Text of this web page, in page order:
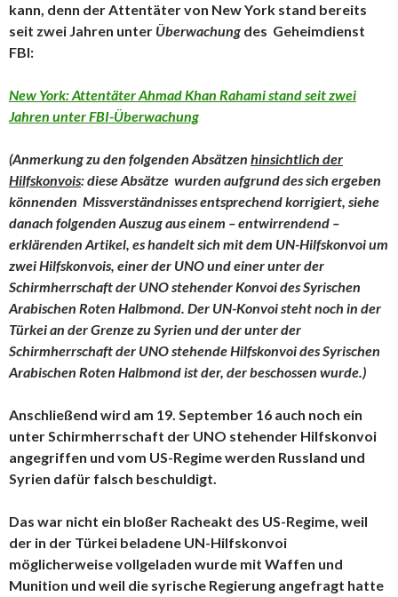
kann, denn der Attentäter von New York stand bereits
seit zwei Jahren unter Überwachung des Geheimdienst
FBI:
New York: Attentäter Ahmad Khan Rahami stand seit zwei
Jahren unter FBI-Überwachung
(Anmerkung zu den folgenden Absätzen hinsichtlich der
Hilfskonvois: diese Absätze wurden aufgrund des sich ergeben
könnenden Missverständnisses entsprechend korrigiert, siehe
danach folgenden Auszug aus einem – entwirrendend –
erklärenden Artikel, es handelt sich mit dem UN-Hilfskonvoi um
zwei Hilfskonvois, einer der UNO und einer unter der
Schirmherrschaft der UNO stehender Konvoi des Syrischen
Arabischen Roten Halbmond. Der UN-Konvoi steht noch in der
Türkei an der Grenze zu Syrien und der unter der
Schirmherrschaft der UNO stehende Hilfskonvoi des Syrischen
Arabischen Roten Halbmond ist der, der beschossen wurde.)
Anschließend wird am 19. September 16 auch noch ein
unter Schirmherrschaft der UNO stehender Hilfskonvoi
angegriffen und vom US-Regime werden Russland und
Syrien dafür falsch beschuldigt.
Das war nicht ein bloßer Racheakt des US-Regime, weil
der in der Türkei beladene UN-Hilfskonvoi
möglicherweise vollgeladen wurde mit Waffen und
Munition und weil die syrische Regierung angefragt hatte